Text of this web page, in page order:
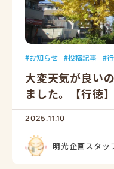
お知らせ 投稿記事
大変天気が良い
ました。【行徳】
2025.11.10
明光企画スタッ